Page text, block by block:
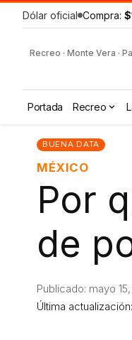
Dólar oficial Compra:
Recreo · Monte Vera ·
Portada Recreo
BUENA DATA
MÉXICO
Por
de
Última
Publicado: mayo